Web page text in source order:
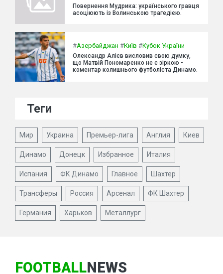
Повернення Мудрика: українського гравця
асоціюють із Волинською трагедією.
#Азербайджан #Київ #Кубок України
Олександр Алієв висловив свою думку,
що Матвій Пономаренко не є зіркою -
коментар колишнього футболіста Динамо.
Теги
Мир Украина Премьер-лига Англия Киев
Динамо Донецк Избранное Италия
Испания ФК Динамо Главное Шахтер
Трансферы Россия Арсенал ФК Шахтер
Германия Харьков Металлург
FOOTBALLNEWS